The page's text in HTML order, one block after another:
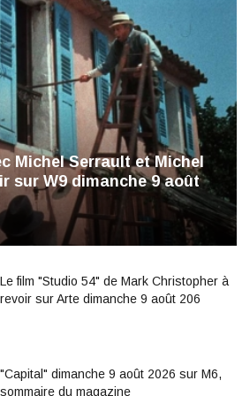
Michel Serrault et Michel
sur W9 dimanche 9 août
Le film "Studio 54" de Mark Christopher à
revoir sur Arte dimanche 9 août 206
"Capital" dimanche 9 août 2026 sur M6,
sommaire du magazine